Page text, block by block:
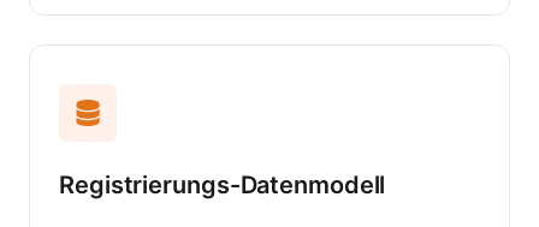
Registrierungs-Datenmodell